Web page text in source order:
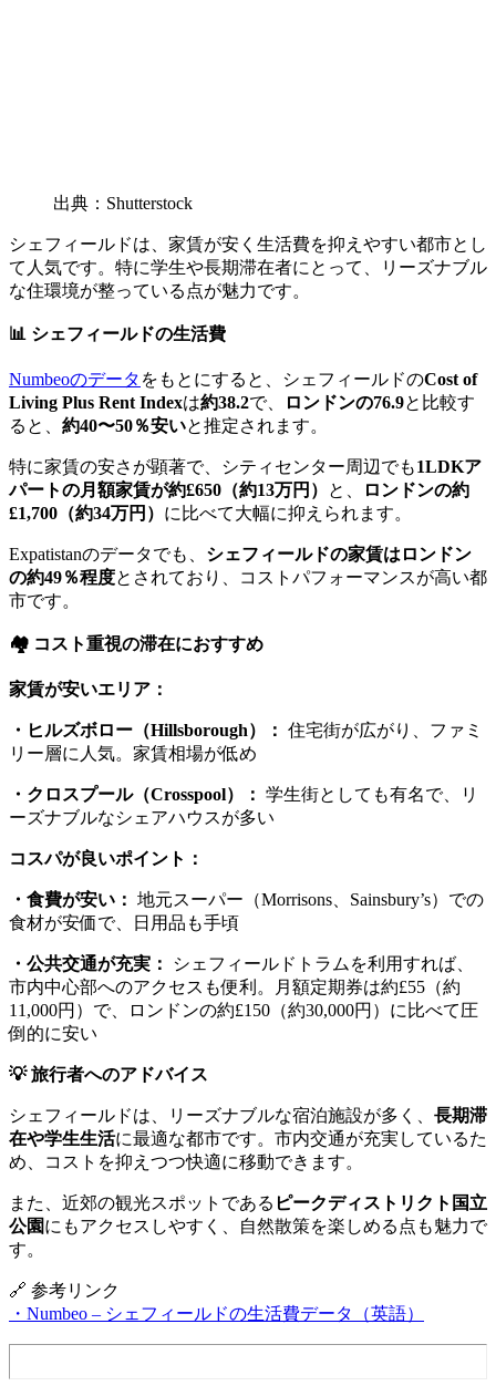
出典：Shutterstock
シェフィールドは、家賃が安く生活費を抑えやすい都市とし
て人気です。特に学生や長期滞在者にとって、リーズナブル
な住環境が整っている点が魅力です。
📊 シェフィールドの生活費
Numbeoのデータ をもとにすると、シェフィールドのCost of
Living Plus Rent Indexは約38.2で、 ロンドンの76.9と比較す
ると、 約40〜50％安いと推定されます。
特に家賃の安さが顕著で、シティセンター周辺でも1LDKア
パートの月額家賃が約£650（約13万円）
と、
ロンドンの約
£1,700（約34万円） に比べて大幅に抑えられます。
Expatistanのデータでも、 シェフィールドの家賃はロンドン
の約49％程度とされており、コストパフォーマンスが高い都
市です。
🏘️ コスト重視の滞在におすすめ
家賃が安いエリア：
・ヒルズボロー（Hillsborough）： 住宅街が広がり、ファミ
リー層に人気。家賃相場が低め
・クロスプール（Crosspool）： 学生街としても有名で、リ
ーズナブルなシェアハウスが多い
コスパが良いポイント：
・食費が安い： 地元スーパー（Morrisons、Sainsbury’s）での
食材が安価で、日用品も手頃
・公共交通が充実：
シェフィールドトラムを利用すれば、
市内中心部へのアクセスも便利。月額定期券は約£55（約
11,000円）で、ロンドンの約£150（約30,000円）に比べて圧
倒的に安い
💡 旅行者へのアドバイス
シェフィールドは、リーズナブルな宿泊施設が多く、 長期滞
在や学生生活に最適な都市です。市内交通が充実しているた
め、コストを抑えつつ快適に移動できます。
また、近郊の観光スポットである ピークディストリクト国立
公園にもアクセスしやすく、自然散策を楽しめる点も魅力で
す。
🔗 参考リンク
・Numbeo – シェフィールドの生活費データ（英語）